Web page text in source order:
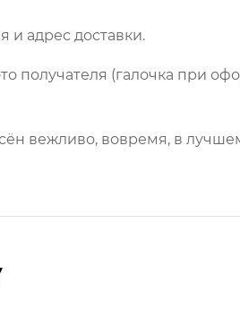
и адрес доставки.
получателя (галочка при
вежливо, вовремя, в